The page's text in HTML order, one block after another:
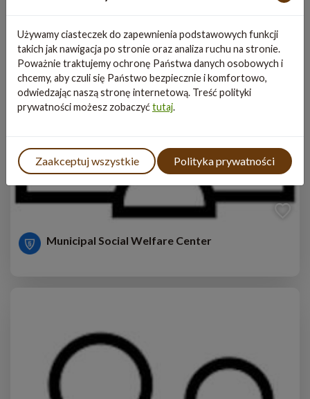
Używamy ciasteczek do zapewnienia podstawowych funkcji
takich jak nawigacja po stronie oraz analiza ruchu na stronie.
Poważnie traktujemy ochronę Państwa danych osobowych i
chcemy, aby czuli się Państwo bezpiecznie i komfortowo,
odwiedzając naszą stronę internetową. Treść polityki
prywatności możesz zobaczyćtutaj.
Zaakceptuj wszystkie Polityka prywatności
Municipal Social Welfare Center